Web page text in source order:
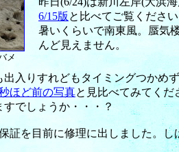
メ
6/15版 と比べてご覧ください
暑いくらいで南東風。蜃気
んど見えません。
入りすれどもタイミングつかめず
ほど前の写真と見比べてみてくだ
でしょうか・・・？
証を目前に修理に出しました。